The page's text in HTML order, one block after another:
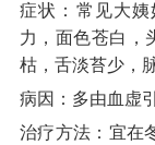
症状：常见大
力，面色苍白，
枯，舌淡苔少，
病因：多由血虚
治疗方法：宜在